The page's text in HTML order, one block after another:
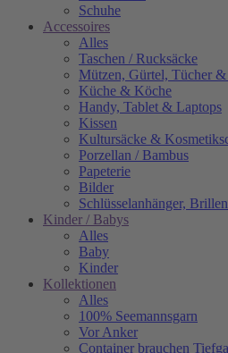
Schuhe
Accessoires
Alles
Taschen / Rucksäcke
Mützen, Gürtel, Tücher &
Küche & Köche
Handy, Tablet & Laptops
Kissen
Kultursäcke &
Porzellan / Bambus
Papeterie
Bilder
Schlüsselanhänger,
Kinder / Babys
Alles
Baby
Kinder
Kollektionen
Alles
100% Seemannsgarn
Vor Anker
Container brauchen